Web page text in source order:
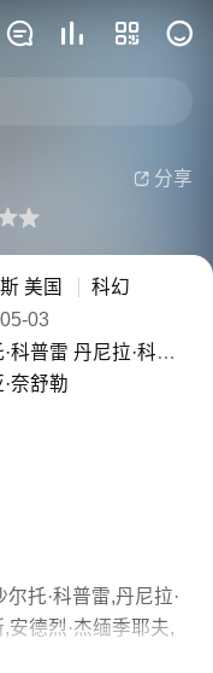
   
/ 美国英语 /
 分享
美国
科幻
05-03
科普雷 丹尼拉·科兹洛夫斯基
奈舒勒
托·科普雷,丹尼拉·
安德烈·杰缅季耶夫,
勒斯·阿诺德,威尔·